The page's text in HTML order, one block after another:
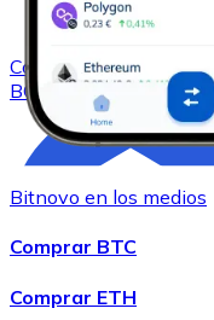
ComprarBitcoin Cash
BCH
Bitnovo en los medios
Comprar BTC
Comprar ETH